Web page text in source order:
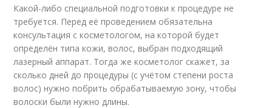
Какой-либо специальной подготовки к процедуре не
требуется. Перед её проведением обязательна
консультация с косметологом, на которой будет
определён типа кожи, волос, выбран подходящий
лазерный аппарат. Тогда же косметолог скажет, за
сколько дней до процедуры (с учётом степени роста
волос) нужно побрить обрабатываемую зону, чтобы
волоски были нужно длины.